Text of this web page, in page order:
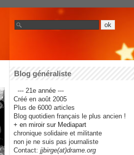
Blog généraliste
--- 21e année ---
Créé en août 2005
Plus de 6000 articles
Blog quotidien français le plus ancien !
+ en miroir sur Mediapart
chronique solidaire et militante
non je ne suis pas journaliste
Contact: jjbirge(at)drame.org